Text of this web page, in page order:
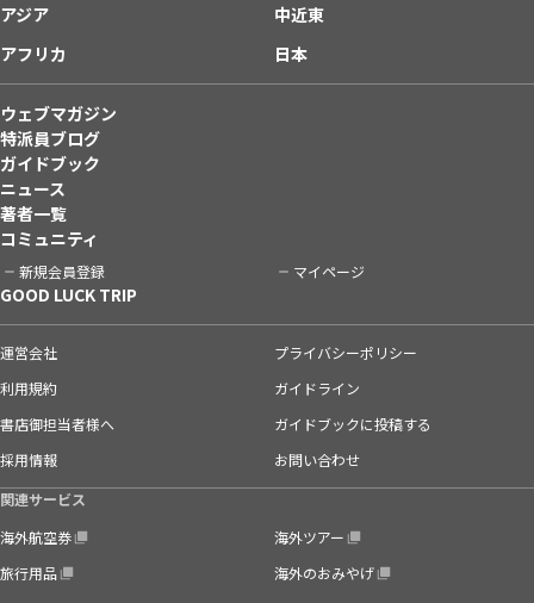
アジア
中近東
アフリカ
日本
ウェブマガジン
特派員ブログ
ガイドブック
ニュース
著者一覧
コミュニティ
新規会員登録 マイページ
GOOD LUCK TRIP
運営会社
プライバシーポリシー
利用規約
ガイドライン
書店御担当者様へ
ガイドブックに投稿する
採用情報
お問い合わせ
関連サービス
海外航空券
海外ツアー
旅行用品
海外のおみやげ